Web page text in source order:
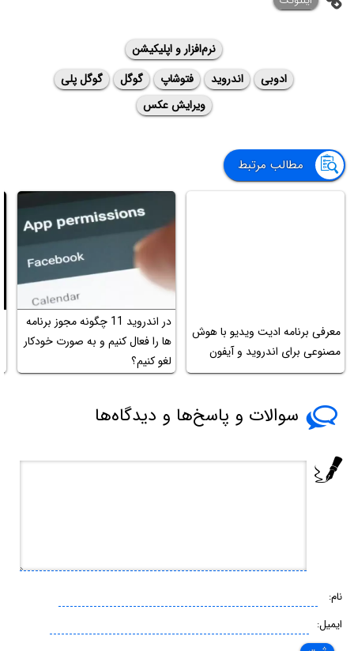
نرم‌افزار و اپلیکیشن
ادوبی
اندروید فتوشاپ گوگل
گوگل پلی
ویرایش عکس
مطالب مرتبط
معرفی برنامه ادیت ویدیو با هوش
مصنوعی برای اندروید و آیفون
در اندروید 11 چگونه مجوز برنامه
ها را فعال کنیم و به صورت خودکار
لغو کنیم؟
سوالات و پاسخ‌ها و دیدگاه‌ها
نام:
ایمیل: